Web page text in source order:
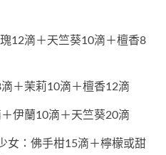
12滴＋天竺葵10滴＋檀香8
＋茉莉10滴＋檀香12滴
伊蘭10滴＋天竺葵20滴
女：佛手柑15滴＋檸檬或甜